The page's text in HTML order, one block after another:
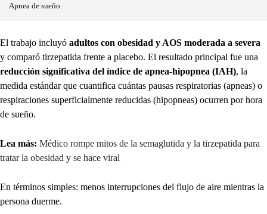
Apnea de sueño.
El trabajo incluyó adultos con obesidad y AOS moderada a severa
y comparó tirzepatida frente a placebo. El resultado principal fue una
reducción significativa del índice de apnea-hipopnea (IAH), la
medida estándar que cuantifica cuántas pausas respiratorias (apneas) o
respiraciones superficialmente reducidas (hipopneas) ocurren por hora
de sueño.
Lea más: Médico rompe mitos de la semaglutida y la tirzepatida para
tratar la obesidad y se hace viral
En términos simples: menos interrupciones del flujo de aire mientras la
persona duerme.